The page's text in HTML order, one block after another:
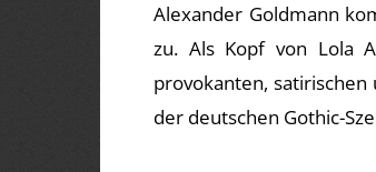
Alexander Goldmann
zu. Als Kopf von Lola
provokanten,
der deutschen Gothic-